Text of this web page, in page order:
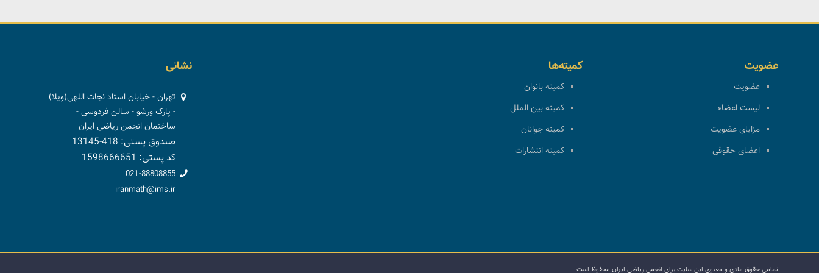
عضویت
عضویت
لیست اعضاء
مزایای عضویت
اعضای حقوقی
کمیته‌ها
کمیته بانوان
کمیته بین الملل
کمیته جوانان
کمیته انتشارات
نشانی
تهران - خیابان استاد نجات اللهی(ویلا)
- پارک ورشو - سالن فردوسی -
ساختمان انجمن ریاضی ایران
صندوق پستی: 418-13145
کد پستی: 1598666651
021-88808855
iranmath@ims.ir
تمامی حقوق مادی و معنوی این سایت برای انجمن ریاضی ایران محفوظ است.